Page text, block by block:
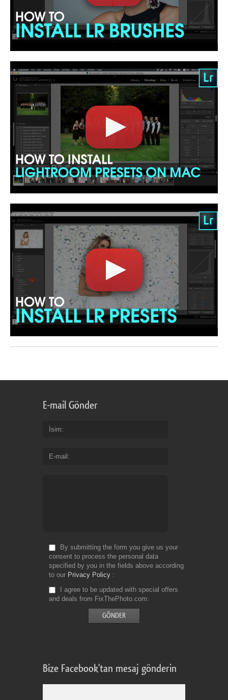
E-mail Gönder
İsim
E-mail
By submitting the form you give us your
consent to process the personal data
specified by you in the fields above according
to our Privacy Policy
I agree to be updated with special offers
and deals from FixThePhoto.com
Bize Facebook'tan mesaj gönderin